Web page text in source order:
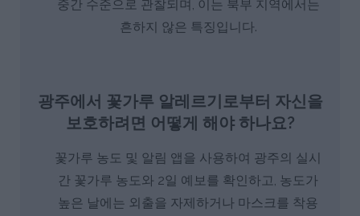
중간 수준으로 관찰되며, 이는 북부 지역에서는
흔하지 않은 특징입니다.
광주에서 꽃가루 알레르기로부터 자신을
보호하려면 어떻게 해야 하나요?
꽃가루 농도 및 알림 앱을 사용하여 광주의 실시
간 꽃가루 농도와 2일 예보를 확인하고, 농도가
높은 날에는 외출을 자제하거나 마스크를 착용